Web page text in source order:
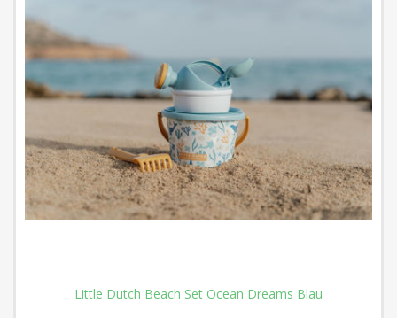
Little Dutch Beach Set Ocean Dreams Blau